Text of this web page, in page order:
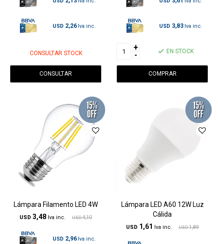
USD 2,26
CONSULTAR STOCK
CONSULTAR
USD 3,83
+
- EN STOCK
Lámpara Filamento LED 4W
USD 3,48 USD 4,10
USD 2,96
Lámpara LED A60 12W Luz
Cálida
USD 1,61 USD 1,89